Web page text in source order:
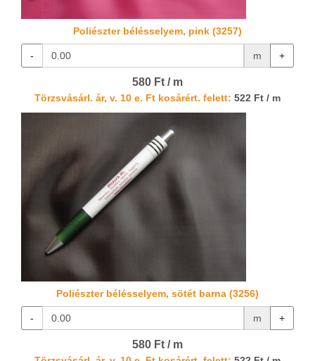
Poliészter bélésselyem, pink (3257)
- m +
580 Ft / m
Törzsvásárl. ár, v. 10 e. Ft kosárért. felett: 522 Ft / m
Poliészter bélésselyem, sötét barna (3256)
- m +
580 Ft / m